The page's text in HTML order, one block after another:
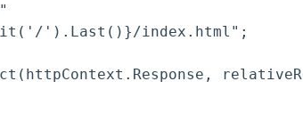
').Last()}/index.html";